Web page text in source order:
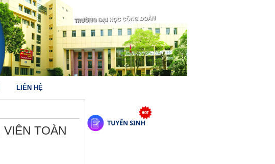
LIÊN HỆ
TOÀN